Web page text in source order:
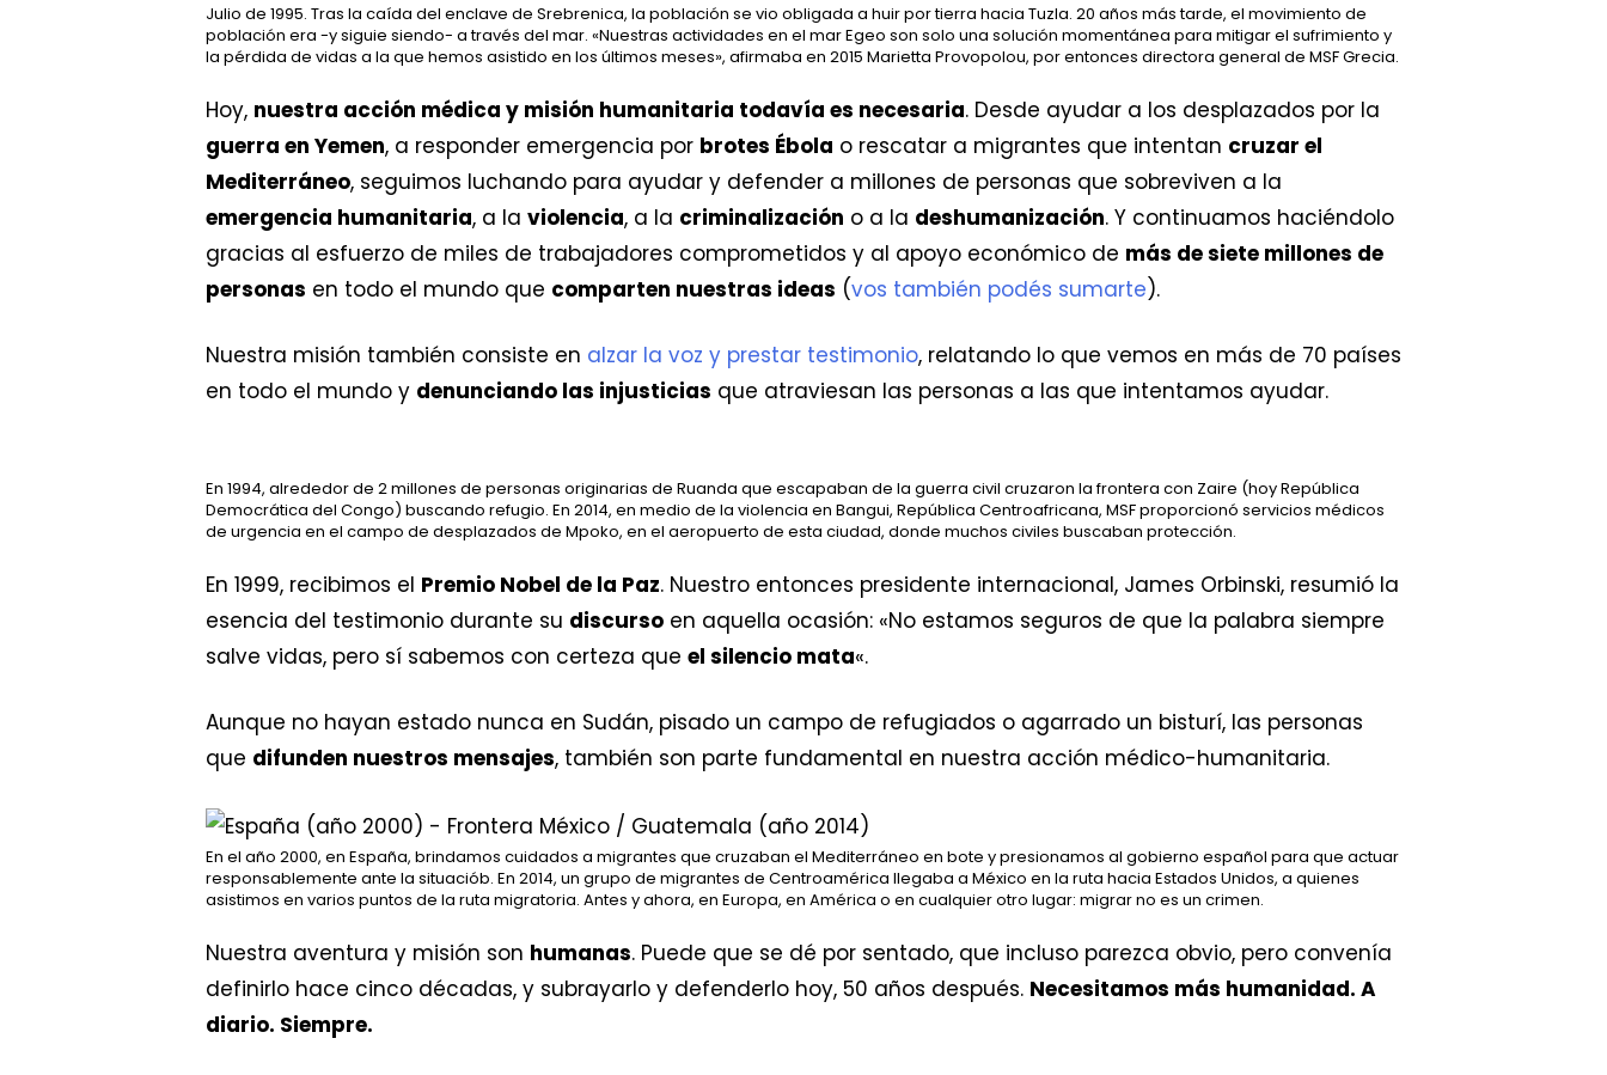
Julio de 1995. Tras la caída del enclave de Srebrenica, la población se vio obligada a huir por tierra hacia Tuzla. 20 años más tarde, el movimiento de
población era -y siguie siendo- a través del mar. «Nuestras actividades en el mar Egeo son solo una solución momentánea para mitigar el sufrimiento y
la pérdida de vidas a la que hemos asistido en los últimos meses», afirmaba en 2015 Marietta Provopolou, por entonces directora general de MSF Grecia.
Hoy, nuestra acción médica y misión humanitaria todavía es necesaria. Desde ayudar a los desplazados por la
guerra en Yemen, a responder emergencia por brotes Ébola o rescatar a migrantes que intentan cruzar el
Mediterráneo, seguimos luchando para ayudar y defender a millones de personas que sobreviven a la
emergencia humanitaria, a la violencia, a la criminalización o a la deshumanización. Y continuamos haciéndolo
gracias al esfuerzo de miles de trabajadores comprometidos y al apoyo económico de más de siete millones de
personas en todo el mundo que comparten nuestras ideas (vos también podés sumarte).
Nuestra misión también consiste en alzar la voz y prestar testimonio, relatando lo que vemos en más de 70 países
en todo el mundo y denunciando las injusticias que atraviesan las personas a las que intentamos ayudar.
En 1994, alrededor de 2 millones de personas originarias de Ruanda que escapaban de la guerra civil cruzaron la frontera con Zaire (hoy República
Democrática del Congo) buscando refugio. En 2014, en medio de la violencia en Bangui, República Centroafricana, MSF proporcionó servicios médicos
de urgencia en el campo de desplazados de Mpoko, en el aeropuerto de esta ciudad, donde muchos civiles buscaban protección.
En 1999, recibimos el Premio Nobel de la Paz. Nuestro entonces presidente internacional, James Orbinski, resumió la
esencia del testimonio durante su discurso en aquella ocasión: «No estamos seguros de que la palabra siempre
salve vidas, pero sí sabemos con certeza que el silencio mata«.
Aunque no hayan estado nunca en Sudán, pisado un campo de refugiados o agarrado un bisturí, las personas
que difunden nuestros mensajes, también son parte fundamental en nuestra acción médico-humanitaria.
En el año 2000, en España, brindamos cuidados a migrantes que cruzaban el Mediterráneo en bote y presionamos al gobierno español para que actuar
responsablemente ante la situaciób. En 2014, un grupo de migrantes de Centroamérica llegaba a México en la ruta hacia Estados Unidos, a quienes
asistimos en varios puntos de la ruta migratoria. Antes y ahora, en Europa, en América o en cualquier otro lugar: migrar no es un crimen.
Nuestra aventura y misión son humanas. Puede que se dé por sentado, que incluso parezca obvio, pero convenía
definirlo hace cinco décadas, y subrayarlo y defenderlo hoy, 50 años después. Necesitamos más humanidad. A
diario. Siempre.